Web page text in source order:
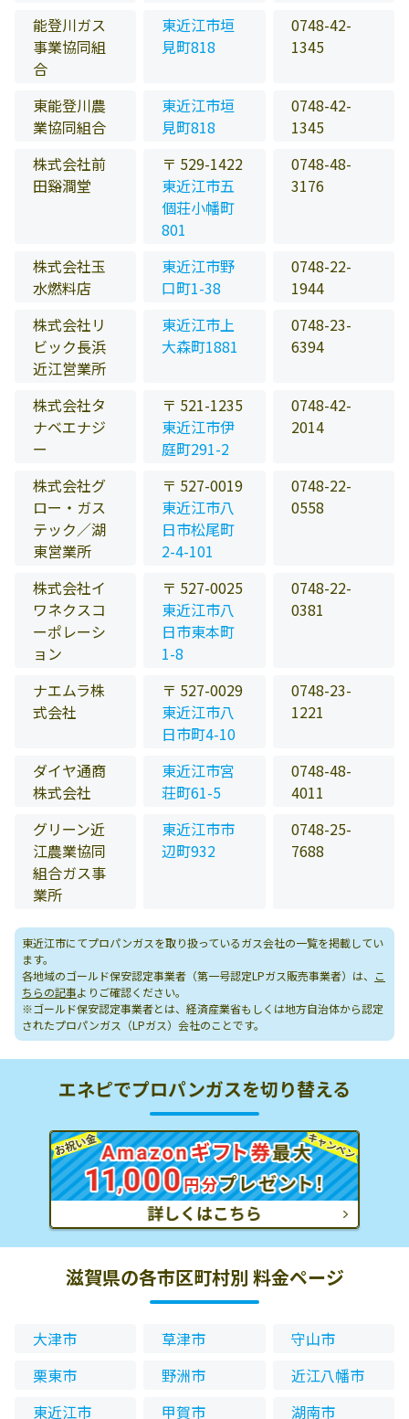
能登川ガス
事業協同組
合
東近江市垣
見町818
0748-42-
1345
東能登川農
業協同組合
東近江市垣
見町818
0748-42-
1345
株式会社前
田谿澗堂
〒 529-1422
東近江市五
個荘小幡町
801
0748-48-
3176
株式会社玉
水燃料店
東近江市野
口町1-38
0748-22-
1944
株式会社リ
ビック長浜
近江営業所
東近江市上
大森町1881
0748-23-
6394
株式会社タ
ナベエナジ
ー
〒 521-1235
東近江市伊
庭町291-2
0748-42-
2014
株式会社グ
ロー・ガス
テック／湖
東営業所
〒 527-0019
東近江市八
日市松尾町
2-4-101
0748-22-
0558
株式会社イ
ワネクスコ
ーポレーシ
ョン
〒 527-0025
東近江市八
日市東本町
1-8
0748-22-
0381
ナエムラ株
式会社
〒 527-0029
東近江市八
日市町4-10
0748-23-
1221
ダイヤ通商
株式会社
東近江市宮
荘町61-5
0748-48-
4011
グリーン近
江農業協同
組合ガス事
業所
東近江市市
辺町932
0748-25-
7688
東近江市にてプロパンガスを取り扱っているガス会社の一覧を掲載してい
ます。
各地域のゴールド保安認定事業者（第一号認定LPガス販売事業者）は、
こ
ちらの記事よりご確認ください。
※ゴールド保安認定事業者とは、経済産業省もしくは地方自治体から認定
されたプロパンガス（LPガス）会社のことです。
エネピでプロパンガスを切り替える
滋賀県の各市区町村別 料金ページ
大津市 草津市
守山市
栗東市
野洲市
近江八幡市
東近江市
甲賀市
湖南市